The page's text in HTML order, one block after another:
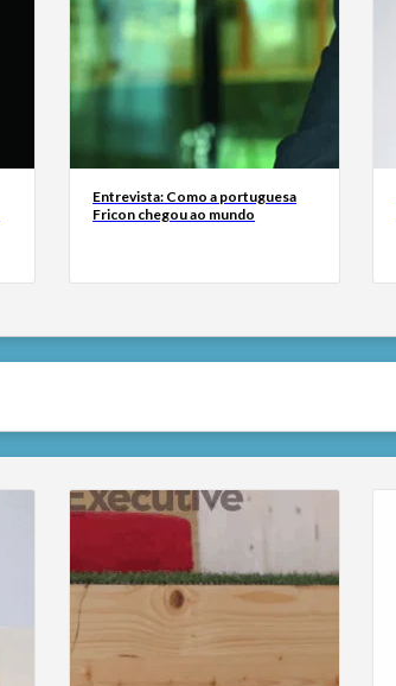
Entrevista: Como a portuguesa
Fricon chegou ao mundo